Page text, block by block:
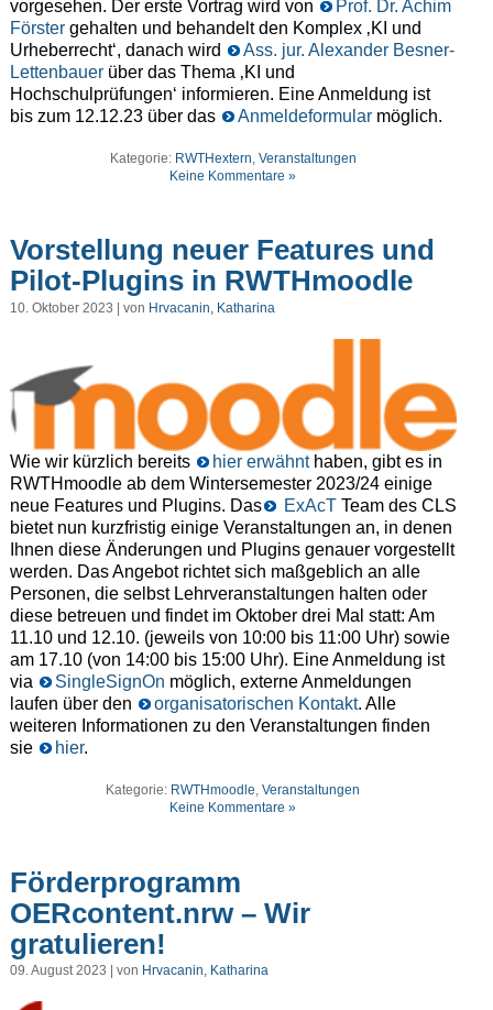
vorgesehen. Der erste Vortrag wird von
Prof. Dr. Achim
Förstergehalten und behandelt den Komplex ‚KI und
Urheberrecht‘, danach wird
Ass. jur. Alexander Besner-
Lettenbauerüber das Thema ‚KI und
Hochschulprüfungen‘ informieren. Eine Anmeldung ist
bis zum 12.12.23 über das
Anmeldeformularmöglich.
Kategorie: RWTHextern Veranstaltungen
Keine Kommentare »
Vorstellung neuer Features und
Pilot-Plugins in RWTHmoodle
10. Oktober 2023 | von Hrvacanin, Katharina
Wie wir kürzlich bereits hier erwähnt haben, gibt es in
RWTHmoodle ab dem Wintersemester 2023/24 einige
neue Features und Plugins. Das
ExAcTTeam des CLS
bietet nun kurzfristig einige Veranstaltungen an, in denen
Ihnen diese Änderungen und Plugins genauer vorgestellt
werden. Das Angebot richtet sich maßgeblich an alle
Personen, die selbst Lehrveranstaltungen halten oder
diese betreuen und findet im Oktober drei Mal statt: Am
11.10 und 12.10. (jeweils von 10:00 bis 11:00 Uhr) sowie
am 17.10 (von 14:00 bis 15:00 Uhr). Eine Anmeldung ist
via
SingleSignOn möglich, externe Anmeldungen
laufen über den
organisatorischen Kontakt. Alle
weiteren Informationen zu den Veranstaltungen finden
sie
hier.
Kategorie: RWTHmoodle,Veranstaltungen
Keine Kommentare »
Förderprogramm
OERcontent.nrw – Wir
gratulieren!
09. August 2023 | von Hrvacanin, Katharina